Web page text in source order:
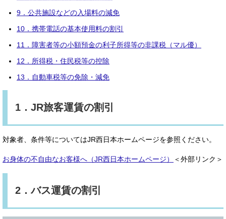
9．公共施設などの入場料の減免
10．携帯電話の基本使用料の割引
11．障害者等の小額預金の利子所得等の非課税（マル優）
12．所得税・住民税等の控除
13．自動車税等の免除・減免
1．JR旅客運賃の割引
対象者、条件等についてはJR西日本ホームページを参照ください。
お身体の不自由なお客様へ（JR西日本ホームページ） ＜外部リンク＞
2．バス運賃の割引